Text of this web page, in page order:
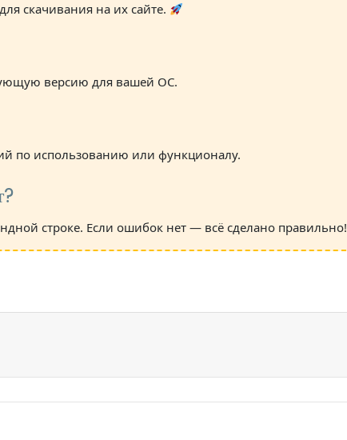
скачивания на их сайте.
версию для вашей ОС.
по использованию или функционалу.
строке. Если ошибок нет — всё сделано правильно!